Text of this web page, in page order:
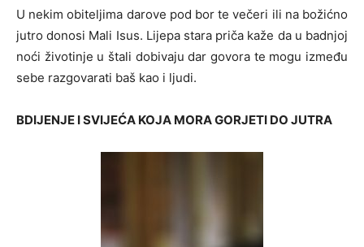
U nekim obiteljima darove pod bor te večeri ili na božićno
jutro donosi Mali Isus. Lijepa stara priča kaže da u badnjoj
noći životinje u štali dobivaju dar govora te mogu između
sebe razgovarati baš kao i ljudi.
BDIJENJE I SVIJEĆA KOJA MORA GORJETI DO JUTRA